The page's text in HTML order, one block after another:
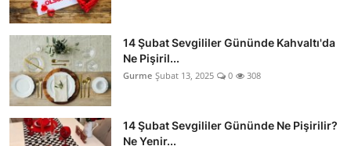
14 Şubat Sevgililer Gününde Kahvaltı'da
Ne Pişiril...
Gurme Şubat 13, 2025 0 308
14 Şubat Sevgililer Gününde Ne Pişirilir?
Ne Yenir...